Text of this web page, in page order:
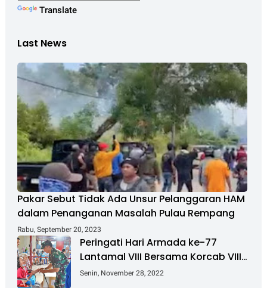
Translate
Last News
Pakar Sebut Tidak Ada Unsur Pelanggaran HAM
dalam Penanganan Masalah Pulau Rempang
Rabu, September 20, 2023
Peringati Hari Armada ke-77
Lantamal VIII Bersama Korcab VIII
DJA II Laksanakan Bakti Sosial
Senin, November 28, 2022